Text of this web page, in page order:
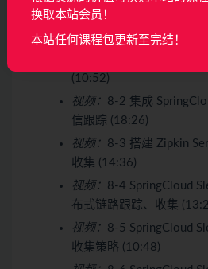
收起列表
(10:52)
视频： 8-2 集成
信跟踪 (18:26)
视频： 8-3 搭建 Zipkin
收集 (14:36)
视频： 8-4 SpringCloud
布式链路跟踪、收集
视频： 8-5 SpringCloud
收集策略 (10:48)
换取本站会员！
本站任何课程包更新至完结！